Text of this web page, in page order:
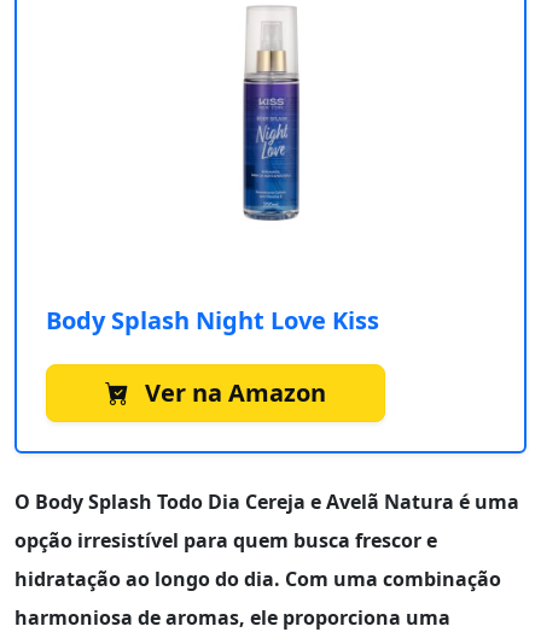
Body Splash Night Love Kiss
Ver na Amazon
O Body Splash Todo Dia Cereja e Avelã Natura é uma
opção irresistível para quem busca frescor e
hidratação ao longo do dia. Com uma combinação
harmoniosa de aromas, ele proporciona uma